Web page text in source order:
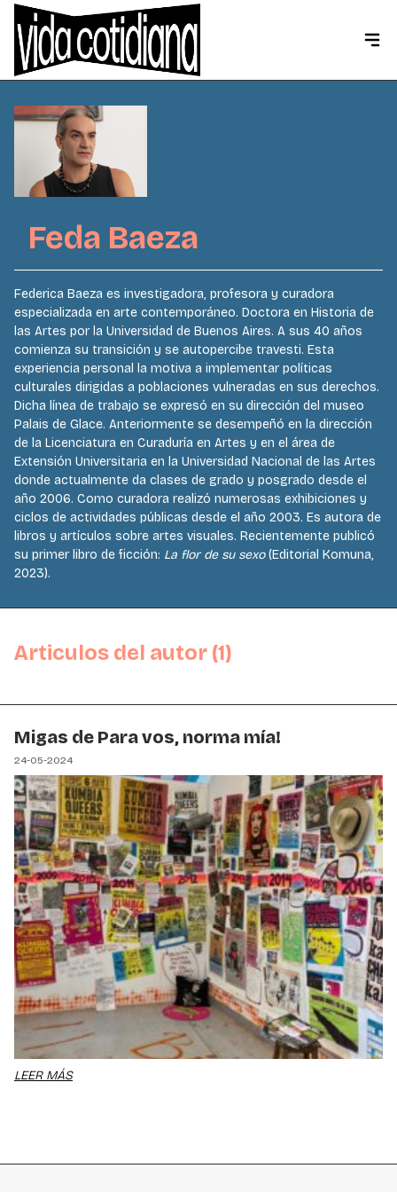
Feda Baeza
Federica Baeza es investigadora, profesora y curadora
especializada en arte contemporáneo. Doctora en Historia de
las Artes por la Universidad de Buenos Aires. A sus 40 años
comienza su transición y se autopercibe travesti. Esta
experiencia personal la motiva a implementar políticas
culturales dirigidas a poblaciones vulneradas en sus derechos.
Dicha línea de trabajo se expresó en su dirección del museo
Palais de Glace. Anteriormente se desempeñó en la dirección
de la Licenciatura en Curaduría en Artes y en el área de
Extensión Universitaria en la Universidad Nacional de las Artes
donde actualmente da clases de grado y posgrado desde el
año 2006. Como curadora realizó numerosas exhibiciones y
ciclos de actividades públicas desde el año 2003. Es autora de
libros y artículos sobre artes visuales. Recientemente publicó
su primer libro de ficción: La flor de su sexo(Editorial Komuna,
2023).
Articulos del autor (1)
Migas de Para vos, norma mía!
24-05-2024
LEER MÁS